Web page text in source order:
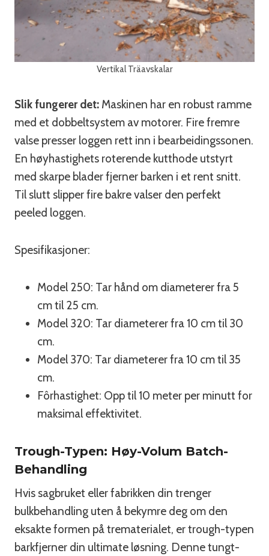
Vertikal Träavskalar
Slik fungerer det: Maskinen har en robust ramme
med et dobbeltsystem av motorer. Fire fremre
valse presser loggen rett inn i bearbeidingssonen.
En høyhastighets roterende kutthode utstyrt
med skarpe blader fjerner barken i et rent snitt.
Til slutt slipper fire bakre valser den perfekt
peeled loggen.
Spesifikasjoner:
Model 250: Tar hånd om diameterer fra 5
cm til 25 cm.
Model 320: Tar diameterer fra 10 cm til 30
cm.
Model 370: Tar diameterer fra 10 cm til 35
cm.
Fôrhastighet: Opp til 10 meter per minutt for
maksimal effektivitet.
Trough-Typen: Høy-Volum Batch-
Behandling
Hvis sagbruket eller fabrikken din trenger
bulkbehandling uten å bekymre deg om den
eksakte formen på trematerialet, er trough-typen
barkfjerner din ultimate løsning. Denne tungt-